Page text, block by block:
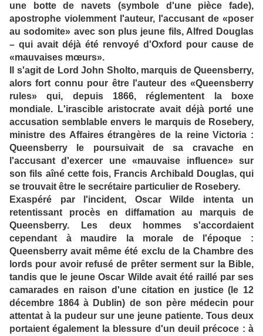
une botte de navets (symbole d'une pièce fade),
apostrophe violemment l'auteur, l'accusant de «poser
au sodomite» avec son plus jeune fils, Alfred Douglas
– qui avait déjà été renvoyé d'Oxford pour cause de
«mauvaises mœurs».
Il s'agit de Lord John Sholto, marquis de Queensberry,
alors fort connu pour être l'auteur des «Queensberry
rules» qui, depuis 1866, réglementent la boxe
mondiale. L'irascible aristocrate avait déjà porté une
accusation semblable envers le marquis de Rosebery,
ministre des Affaires étrangères de la reine Victoria :
Queensberry le poursuivait de sa cravache en
l'accusant d'exercer une «mauvaise influence» sur
son fils aîné cette fois, Francis Archibald Douglas, qui
se trouvait être le secrétaire particulier de Rosebery.
Exaspéré par l'incident, Oscar Wilde intenta un
retentissant procès en diffamation au marquis de
Queensberry. Les deux hommes s'accordaient
cependant à maudire la morale de l'époque :
Queensberry avait même été exclu de la Chambre des
lords pour avoir refusé de prêter serment sur la Bible,
tandis que le jeune Oscar Wilde avait été raillé par ses
camarades en raison d'une citation en justice (le 12
décembre 1864 à Dublin) de son père médecin pour
attentat à la pudeur sur une jeune patiente. Tous deux
portaient également la blessure d'un deuil précoce : à